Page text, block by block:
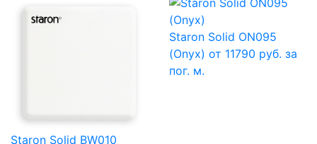
Staron Solid BW010
Staron Solid ON095
(Onyx) от 11790 руб. за
пог. м.